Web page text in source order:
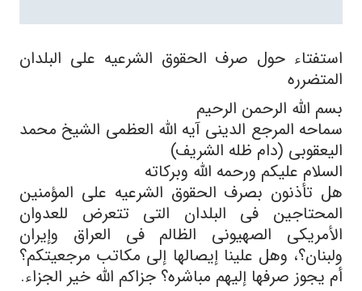
استفتاء حول صرف الحقوق الشرعیه على البلدان
المتضرره
بسم الله الرحمن الرحیم
سماحه المرجع الدینی آیه الله العظمى الشیخ محمد
الیعقوبی (دام ظله الشریف)
السلام علیکم ورحمه الله وبرکاته
هل تأذنون بصرف الحقوق الشرعیه على المؤمنین
المحتاجین فی البلدان التی تتعرض للعدوان
الأمریکی الصهیونی الظالم فی العراق وإیران
ولبنان؟، وهل علینا إیصالها إلى مکاتب مرجعیتکم؟
أم یجوز صرفها إلیهم مباشره؟ جزاکم الله خیر الجزاء.